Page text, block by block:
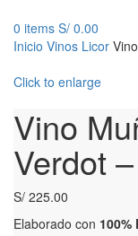
0 items S/ 0.00
Inicio Vinos Licor
Click to enlarge
Vino
Verdot
S/ 225.00
Elaborado con 100%